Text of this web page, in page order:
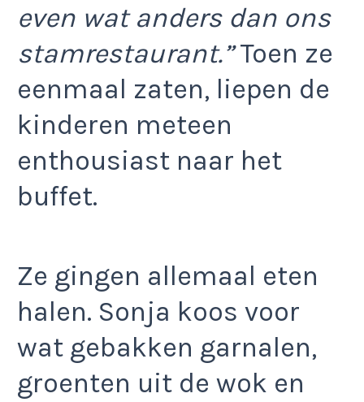
even wat anders dan ons
stamrestaurant.”Toen ze
eenmaal zaten, liepen de
kinderen meteen
enthousiast naar het
buffet.
Ze gingen allemaal eten
halen. Sonja koos voor
wat gebakken garnalen,
groenten uit de wok en